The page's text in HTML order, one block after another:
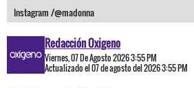
Instagram /@madonna
Redacción Oxigeno
Viernes, 07 De Agosto 2026 3:55 PM
Actualizado el 07 de agosto del 2026 3:55 PM